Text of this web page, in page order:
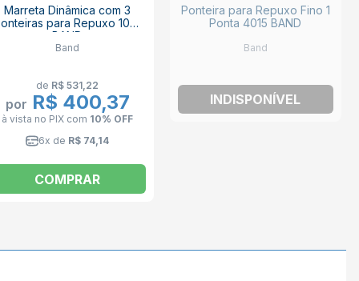
Marreta Dinâmica com 3
para Repuxo 1001
BAND
Band
de R$ 531,22
por R$ 400,37
à vista no PIX com 10% OFF
6x de R$ 74,14
COMPRAR
Ponteira para Repuxo Fino 1
Ponta 4015 BAND
Band
INDISPONÍVEL